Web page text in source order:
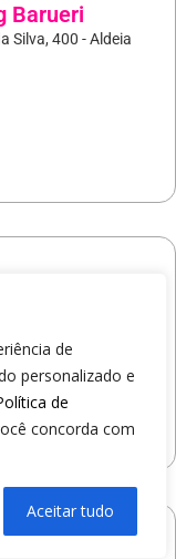
de
personalizado e
de
concorda com
Aceitar tudo
Barueri
Silva, 400 - Aldeia
Cavaline